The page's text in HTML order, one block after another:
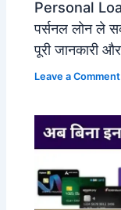
Personal
पर्सनल लोन ले
पूरी जानकारी
Leave a Comment